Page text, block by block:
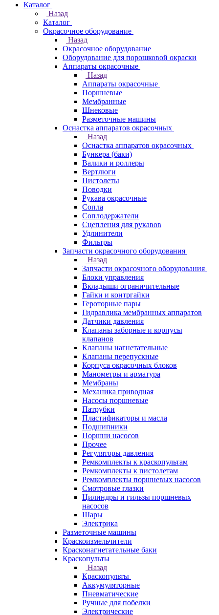
Каталог
Назад
Каталог
Окрасочное оборудование
Назад
Окрасочное оборудование
Оборудование для порошковой окраски
Аппараты окрасочные
Назад
Аппараты окрасочные
Поршневые
Мембранные
Шнековые
Разметочные машины
Оснастка аппаратов окрасочных
Назад
Оснастка аппаратов окрасочных
Бункера (баки)
Валики и роллеры
Вертлюги
Пистолеты
Поводки
Рукава окрасочные
Сопла
Соплодержатели
Сцепления для рукавов
Удлинители
Фильтры
Запчасти окрасочного оборудования
Назад
Запчасти окрасочного оборудования
Блоки управления
Вкладыши ограничительные
Гайки и контргайки
Героторные пары
Гидравлика мембранных аппаратов
Датчики давления
Клапаны заборные и корпусы
клапанов
Клапаны нагнетательные
Клапаны перепускные
Корпуса окрасочных блоков
Манометры и арматура
Мембраны
Механика приводная
Насосы поршневые
Патрубки
Пластификаторы и масла
Подшипники
Поршни насосов
Прочее
Регуляторы давления
Ремкомплекты к краскопультам
Ремкомплекты к пистолетам
Ремкомплекты поршневых насосов
Смотровые глазки
Цилиндры и гильзы поршневых
насосов
Шары
Электрика
Разметочные машины
Краскоизмельчители
Красконагнетательные баки
Краскопульты
Назад
Краскопульты
Аккумуляторные
Пневматические
Ручные для побелки
Электрические